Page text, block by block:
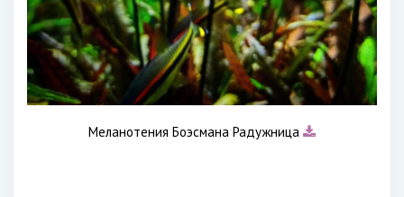
Меланотения Боэсмана Радужница